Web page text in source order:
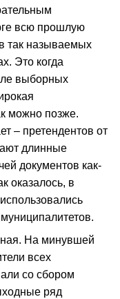
всю прошлую
так называемых
Это когда
выборных
можно позже.
– претендентов от
длинные
документов как-
оказалось, в
На минувшей
всех
со сбором
ряд